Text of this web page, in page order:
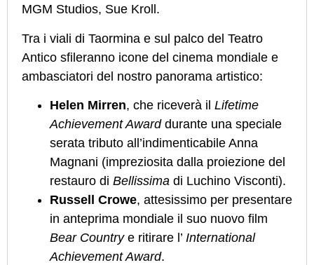
MGM Studios, Sue Kroll.
Tra i viali di Taormina e sul palco del Teatro
Antico sfileranno icone del cinema mondiale e
ambasciatori del nostro panorama artistico:
Helen Mirren, che riceverà il Lifetime
Achievement Awarddurante una speciale
serata tributo all’indimenticabile Anna
Magnani (impreziosita dalla proiezione del
restauro di Bellissima di Luchino Visconti).
Russell Crowe, attesissimo per presentare
in anteprima mondiale il suo nuovo film
Bear Countrye ritirare l’ International
Achievement Award.